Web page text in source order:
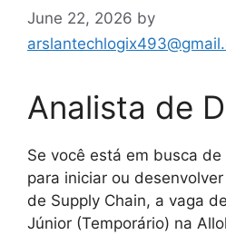
June 22, 2026 by
Analista de
Se você está em busca
para iniciar ou
de Supply Chain, a vaga
Júnior (Temporário) na